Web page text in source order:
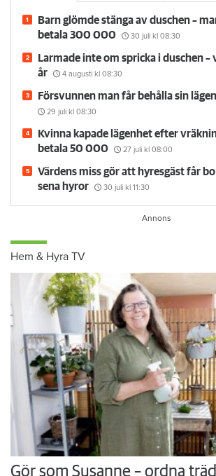
Barn glömde stänga av duschen –
betala 300 000
30 juli kl 08:30
Larmade inte om spricka i duschen
år
4 augusti kl 08:30
Försvunnen man får behålla sin
29 juli kl 08:30
Kvinna kapade lägenhet efter
betala 50 000
27 juli kl 08:00
Värdens miss gör att hyresgäst får
sena hyror
30 juli kl 11:30
Hem & Hyra TV
Gör som Susanne – ordna